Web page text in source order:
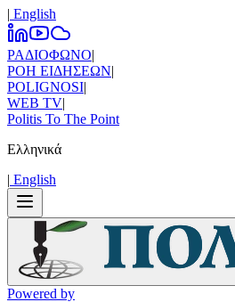
| Εnglish
ΡΑΔΙΟΦΩΝΟ|
ΡΟΗ ΕΙΔΗΣΕΩΝ|
POLIGNOSI|
WEB TV|
Politis To The Point
Ελληνικά
| Εnglish
Powered by